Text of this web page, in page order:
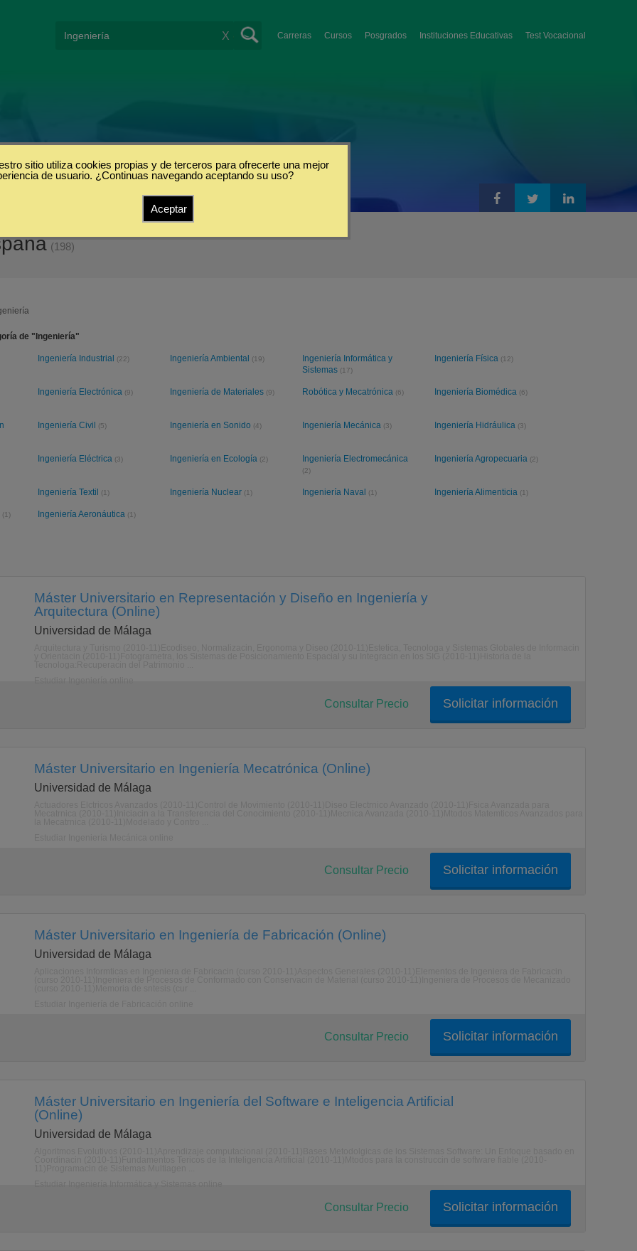
Carreras Cursos Posgrados Instituciones Educativas Test Vocacional
X
(198)
de "Ingeniería"
Ingeniería Industrial (22) Ingeniería Ambiental (19)
Ingeniería Informática y
Sistemas (17)
Ingeniería Física (12)
Ingeniería Electrónica (9) Ingeniería de Materiales (9) Robótica y Mecatrónica (6) Ingeniería Biomédica (6)
Ingeniería Civil (5) Ingeniería en Sonido (4) Ingeniería Mecánica (3) Ingeniería Hidráulica (3)
Ingeniería Eléctrica (3) Ingeniería en Ecología (2) Ingeniería Electromecánica
(2)
Ingeniería Agropecuaria (2)
Ingeniería Textil (1) Ingeniería Nuclear (1) Ingeniería Naval (1) Ingeniería Alimenticia (1)
(1) Ingeniería Aeronáutica (1)
Máster Universitario en Representación y Diseño en Ingeniería y
Arquitectura (Online)
Universidad de Málaga
Solicitar información
Consultar Precio
Máster Universitario en Ingeniería Mecatrónica (Online)
Universidad de Málaga
Solicitar información
Consultar Precio
Máster Universitario en Ingeniería de Fabricación (Online)
Universidad de Málaga
Solicitar información
Consultar Precio
Máster Universitario en Ingeniería del Software e Inteligencia Artificial
(Online)
Universidad de Málaga
Solicitar información
Consultar Precio
sitio utiliza cookies propias y de terceros para ofrecerte una mejor
de usuario. ¿Continuas navegando aceptando su uso?
Aceptar